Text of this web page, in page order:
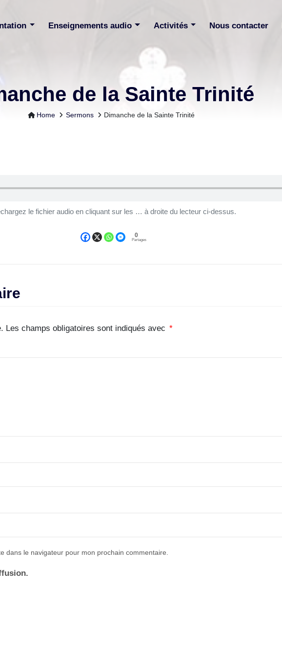
Enseignements audio Activités Nous contacter
de la Sainte Trinité
Home Sermons Dimanche de la Sainte Trinité
le fichier audio en cliquant sur les … à droite du lecteur ci-dessus.
0
Partages
Les champs obligatoires sont indiqués avec *
dans le navigateur pour mon prochain commentaire.